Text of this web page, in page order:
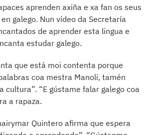
aprenden axiña e xa fan os seus
galego. Nun vídeo da Secretaría
de aprender esta lingua e
estudar galego.
que está moi contenta porque
coa mestra Manoli, tamén
cultura”. “E gústame falar galego coa
a rapaza.
Quintero afirma que espera